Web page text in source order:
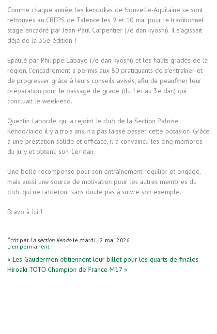
Comme chaque année, les kendokas de Nouvelle-Aquitaine se sont
retrouvés au CREPS de Talence les 9 et 10 mai pour le traditionnel
stage encadré par Jean-Paul Carpentier (7e dan kyoshi). Il s’agissait
déjà de la 35e édition !
Épaulé par Philippe Labaye (7e dan kyoshi) et les hauts gradés de la
région, l’encadrement a permis aux 80 pratiquants de s’entraîner et
de progresser grâce à leurs conseils avisés, afin de peaufiner leur
préparation pour le passage de grade (du 1er au 3e dan) qui
concluait le week-end.
Quentin Laborde, qui a rejoint le club de la Section Paloise
Kendo/Iaido il y a trois ans, n’a pas laissé passer cette occasion. Grâce
à une prestation solide et efficace, il a convaincu les cinq membres
du jury et obtenu son 1er dan.
Une belle récompense pour son entraînement régulier et engagé,
mais aussi une source de motivation pour les autres membres du
club, qui ne tarderont sans doute pas à suivre son exemple.
Bravo à lui !
Écrit par La section Kendole mardi 12 mai 2026
Lien permanent-
« Les Gaudermen obtiennent leur billet pour les quarts de finales -
Hiroaki TOTO Champion de France M17 »